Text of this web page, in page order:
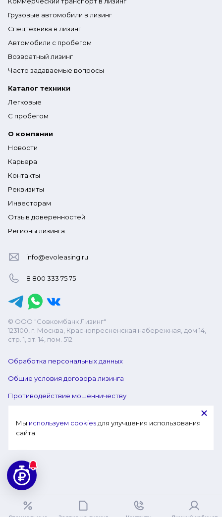
Грузовые автомобили в лизинг
Спецтехника в лизинг
Автомобили с пробегом
Возвратный лизинг
Часто задаваемые вопросы
Каталог техники
Легковые
С пробегом
О компании
Новости
Карьера
Контакты
Реквизиты
Инвесторам
Отзыв доверенностей
Регионы лизинга
info@evoleasing.ru
8 800 333 75 75
© ООО "Совкомбанк Лизинг"
123100, г. Москва, Краснопресненская набережная, дом 14,
стр. 1, эт. 14, пом. 512
Обработка персональных данных
Общие условия договора лизинга
Противодействие мошенничеству
Мы используем cookies для улучшения использования
сайта.